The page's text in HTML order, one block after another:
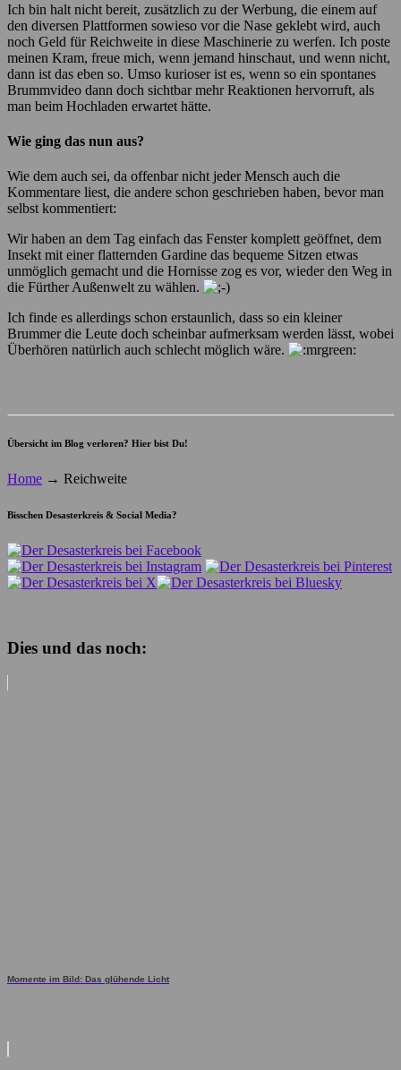
Ich bin halt nicht bereit, zusätzlich zu der Werbung, die einem auf
den diversen Plattformen sowieso vor die Nase geklebt wird, auch
noch Geld für Reichweite in diese Maschinerie zu werfen. Ich poste
meinen Kram, freue mich, wenn jemand hinschaut, und wenn nicht,
dann ist das eben so. Umso kurioser ist es, wenn so ein spontanes
Brummvideo dann doch sichtbar mehr Reaktionen hervorruft, als
man beim Hochladen erwartet hätte.
Wie ging das nun aus?
Wie dem auch sei, da offenbar nicht jeder Mensch auch die
Kommentare liest, die andere schon geschrieben haben, bevor man
selbst kommentiert:
Wir haben an dem Tag einfach das Fenster komplett geöffnet, dem
Insekt mit einer flatternden Gardine das bequeme Sitzen etwas
unmöglich gemacht und die Hornisse zog es vor, wieder den Weg in
die Fürther Außenwelt zu wählen.
Ich finde es allerdings schon erstaunlich, dass so ein kleiner
Brummer die Leute doch scheinbar aufmerksam werden lässt, wobei
Überhören natürlich auch schlecht möglich wäre.
Übersicht im Blog verloren? Hier bist Du!
Home → Reichweite
Bisschen Desasterkreis & Social Media?
Dies und das noch:
Momente im Bild: Das glühende Licht